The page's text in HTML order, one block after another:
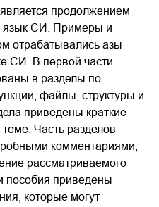
продолжением
язык СИ. Примеры и
отрабатывались азы
СИ. В первой части
в разделы по
файлы, структуры и
приведены краткие
Часть разделов
комментариями,
рассматриваемого
пособия приведены
которые могут